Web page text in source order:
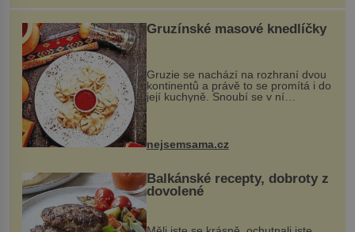
Gruzínské masové knedlíčky
Gruzie se nachází na rozhraní dvou
kontinentů a právě to se promítá i do
její kuchyně. Snoubí se v ní
evropské a asijské chutě a díky tomu
vznikají rozmanité a chuťově bohaté
pokrmy, které rozhodně st...
nejsemsama.cz
Balkánské recepty, dobroty z
dovolené